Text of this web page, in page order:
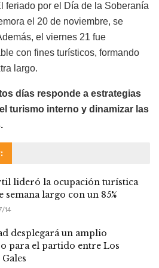
feriado por el Día de la Soberanía
el 20 de noviembre, se
el viernes 21 fue
con fines turísticos, formando
largo.
días responde a estrategias
turismo interno y dinamizar las
lideró la ocupación turística
semana largo con un 85%
14
desplegará un amplio
para el partido entre Los